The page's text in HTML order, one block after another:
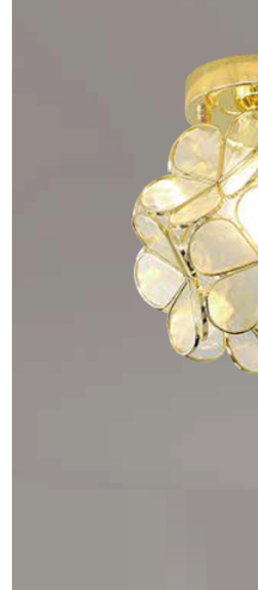
易，需依本服務之必要範圍內提供
權轉讓予恩沛科技股份有限公司。
２．關於個人資料處理事宜，請瀏
https://aftee.tw/terms/#terms3
３．未成年的使用者請事先徵得法
「AFTEE先享後付」，若未經同意
４．使用「AFTEE先享後付」時，
時審查核予不同之上限額度；若仍
請求用戶進行身份認證。
５．嚴禁一人註冊多個帳號或使用
恩沛科技股份有限公司將有權停止